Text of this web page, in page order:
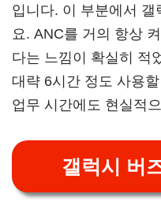
입니다. 이 부분에서 갤
요. ANC를 거의 항상
다는 느낌이 확실히 적
대략 6시간 정도 사용
업무 시간에도 현실적
갤럭시 버